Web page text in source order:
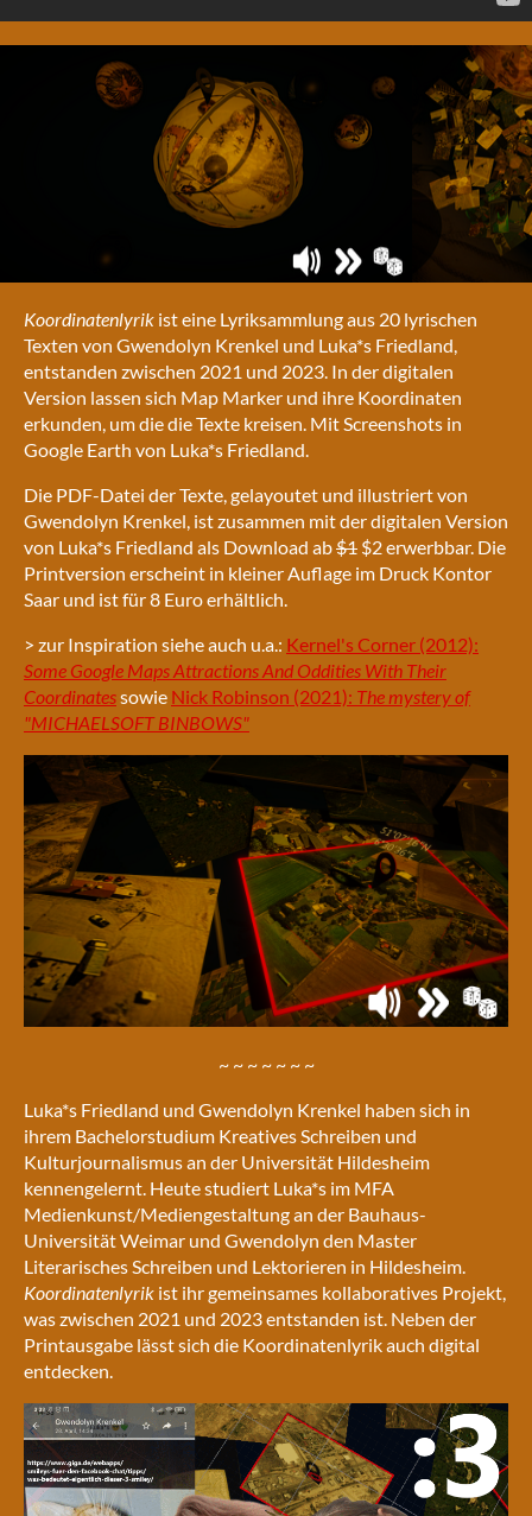
Koordinatenlyrik ist eine Lyriksammlung aus 20 lyrischen
Texten von Gwendolyn Krenkel und Luka*s Friedland,
entstanden zwischen 2021 und 2023. In der digitalen
Version lassen sich Map Marker und ihre Koordinaten
erkunden, um die die Texte kreisen. Mit Screenshots in
Google Earth von Luka*s Friedland.
Die PDF-Datei der Texte, gelayoutet und illustriert von
Gwendolyn Krenkel, ist zusammen mit der digitalen Version
von Luka*s Friedland als Download ab$1 $2 erwerbbar. Die
Printversion erscheint in kleiner Auflage im Druck Kontor
Saar und ist für 8 Euro erhältlich.
> zur Inspiration siehe auch u.a.: Kernel's Corner (2012):
Some Google Maps Attractions And Oddities With Their
Coordinatessowie Nick Robinson (2021): The mystery of
"MICHAELSOFT BINBOWS"
~ ~ ~ ~ ~ ~ ~
Luka*s Friedland und Gwendolyn Krenkel haben sich in
ihrem Bachelorstudium Kreatives Schreiben und
Kulturjournalismus an der Universität Hildesheim
kennengelernt. Heute studiert Luka*s im MFA
Medienkunst/Mediengestaltung an der Bauhaus-
Universität Weimar und Gwendolyn den Master
Literarisches Schreiben und Lektorieren in Hildesheim.
Koordinatenlyrik ist ihr gemeinsames kollaboratives Projekt,
was zwischen 2021 und 2023 entstanden ist. Neben der
Printausgabe lässt sich die Koordinatenlyrik auch digital
entdecken.